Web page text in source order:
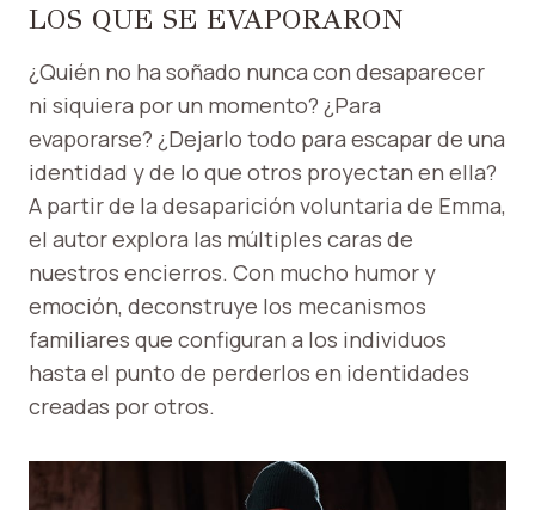
LOS QUE SE EVAPORARON
¿Quién no ha soñado nunca con desaparecer
ni siquiera por un momento? ¿Para
evaporarse? ¿Dejarlo todo para escapar de una
identidad y de lo que otros proyectan en ella?
A partir de la desaparición voluntaria de Emma,
​​el autor explora las múltiples caras de
nuestros encierros. Con mucho humor y
emoción, deconstruye los mecanismos
familiares que configuran a los individuos
hasta el punto de perderlos en identidades
creadas por otros.